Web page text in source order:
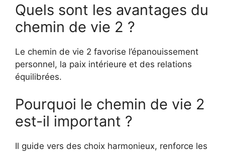
Quels sont les avantages du
chemin de vie 2 ?
Le chemin de vie 2 favorise l’épanouissement
personnel, la paix intérieure et des relations
équilibrées.
Pourquoi le chemin de vie 2
est-il important ?
Il guide vers des choix harmonieux, renforce les